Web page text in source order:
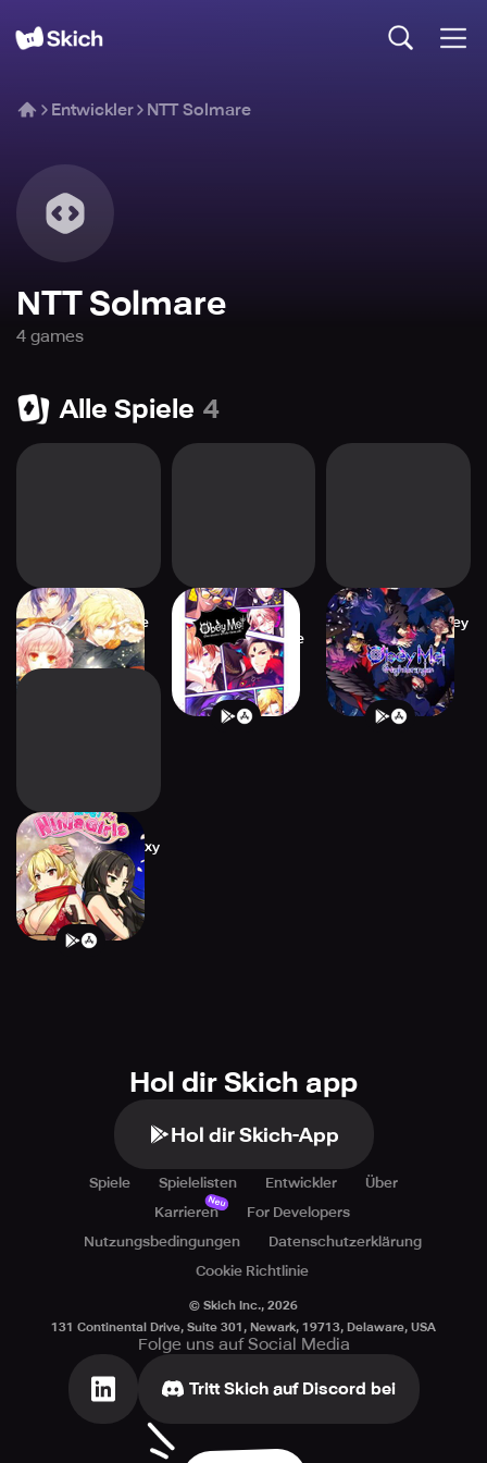
Entwickler NTT Solmare
NTT Solmare
4 games
Alle Spiele 4
Story Jar - Otome
dating game
Obey Me! Anime
Otome Sim Game
Otome Games Obey
Me! NB
Moe! Ninja Girls/Sexy
School
Hol dir Skich app
Hol dir Skich-App
Spiele Spielelisten Entwickler
Über
Karrieren
Neu
For Developers
Nutzungsbedingungen
Datenschutzerklärung
Cookie Richtlinie
© Skich Inc., 2026
131 Continental Drive, Suite 301, Newark, 19713, Delaware, USA
Folge uns auf Social Media
Tritt Skich auf Discord bei